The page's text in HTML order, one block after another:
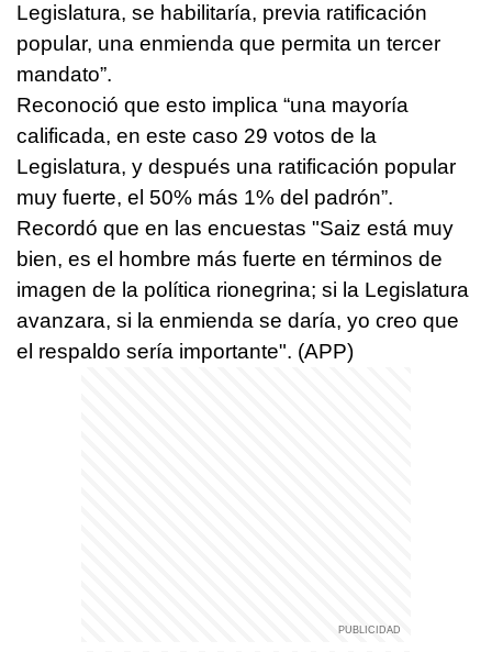
Legislatura, se habilitaría, previa ratificación
popular, una enmienda que permita un tercer
mandato”.
Reconoció que esto implica “una mayoría
calificada, en este caso 29 votos de la
Legislatura, y después una ratificación popular
muy fuerte, el 50% más 1% del padrón”.
Recordó que en las encuestas "Saiz está muy
bien, es el hombre más fuerte en términos de
imagen de la política rionegrina; si la Legislatura
avanzara, si la enmienda se daría, yo creo que
el respaldo sería importante". (APP)